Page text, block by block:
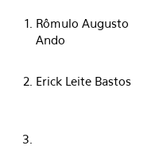
Rômulo Augusto
Ando
Erick Leite Bastos